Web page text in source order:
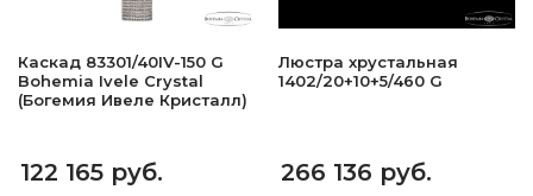
Каскад 83301/40IV-150 G
Bohemia Ivele Crystal
(Богемия Ивеле Кристалл)
122 165 руб.
Люстра хрустальная
1402/20+10+5/460 G
266 136 руб.